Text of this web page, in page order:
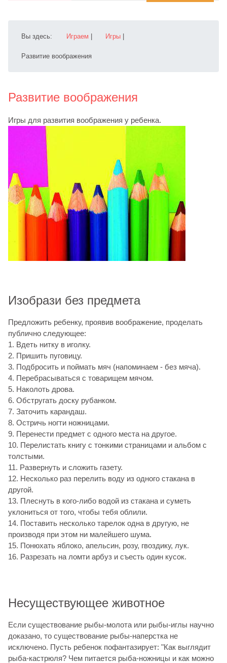
Вы здесь: Играем Игры
Развитие воображения
Развитие воображения
Игры для развития воображения у ребенка.
Изобрази без предмета
Предложить ребенку, проявив воображение, проделать
публично следующее:
1. Вдеть нитку в иголку.
2. Пришить пуговицу.
3. Подбросить и поймать мяч (напоминаем - без мяча).
4. Перебрасываться с товарищем мячом.
5. Наколоть дрова.
6. Обстругать доску рубанком.
7. Заточить карандаш.
8. Остричь ногти ножницами.
9. Перенести предмет с одного места на другое.
10. Перелистать книгу с тонкими страницами и альбом с
толстыми.
11. Развернуть и сложить газету.
12. Несколько раз перелить воду из одного стакана в
другой.
13. Плеснуть в кого-либо водой из стакана и суметь
уклониться от того, чтобы тебя облили.
14. Поставить несколько тарелок одна в другую, не
производя при этом ни малейшего шума.
15. Понюхать яблоко, апельсин, розу, гвоздику, лук.
16. Разрезать на ломти арбуз и съесть один кусок.
Несуществующее животное
Если существование рыбы-молота или рыбы-иглы научно
доказано, то существование рыбы-наперстка не
исключено. Пусть ребенок пофантазирует: "Как выглядит
рыба-кастрюля? Чем питается рыба-ножницы и как можно